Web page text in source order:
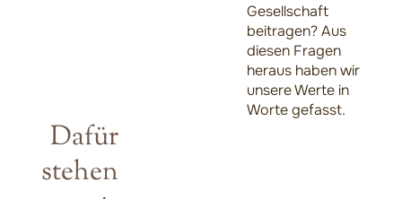
Gesellschaft
beitragen? Aus
diesen Fragen
heraus haben wir
unsere Werte in
Worte gefasst.
Dafür
stehen